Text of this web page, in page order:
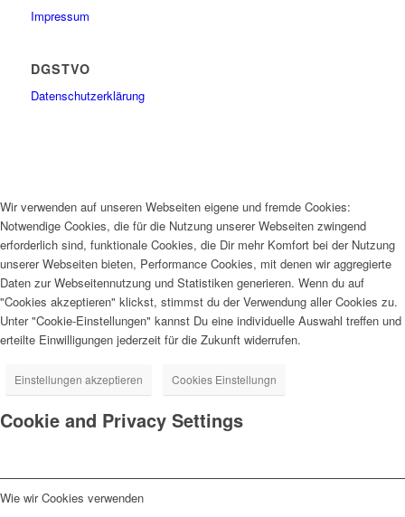
Impressum
DGSTVO
Datenschutzerklärung
Wir verwenden auf unseren Webseiten eigene und fremde Cookies:
Notwendige Cookies, die für die Nutzung unserer Webseiten zwingend
erforderlich sind, funktionale Cookies, die Dir mehr Komfort bei der Nutzung
unserer Webseiten bieten, Performance Cookies, mit denen wir aggregierte
Daten zur Webseitennutzung und Statistiken generieren. Wenn du auf
"Cookies akzeptieren" klickst, stimmst du der Verwendung aller Cookies zu.
Unter "Cookie-Einstellungen" kannst Du eine individuelle Auswahl treffen und
erteilte Einwilligungen jederzeit für die Zukunft widerrufen.
Einstellungen akzeptieren Cookies Einstellungn
Cookie and Privacy Settings
Wie wir Cookies verwenden